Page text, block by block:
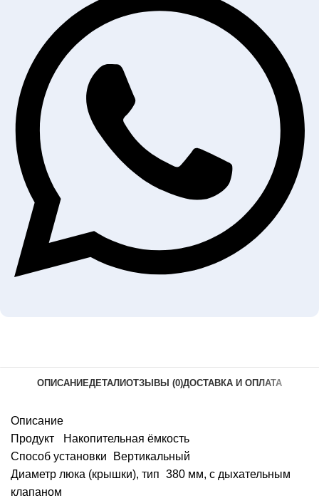
ОПИСАНИЕДЕТАЛИОТЗЫВЫ (0)ДОСТАВКА И ОПЛАТА
Описание
Продукт Накопительная ёмкость
Способ установки Вертикальный
Диаметр люка (крышки), тип 380 мм, с дыхательным
клапаном